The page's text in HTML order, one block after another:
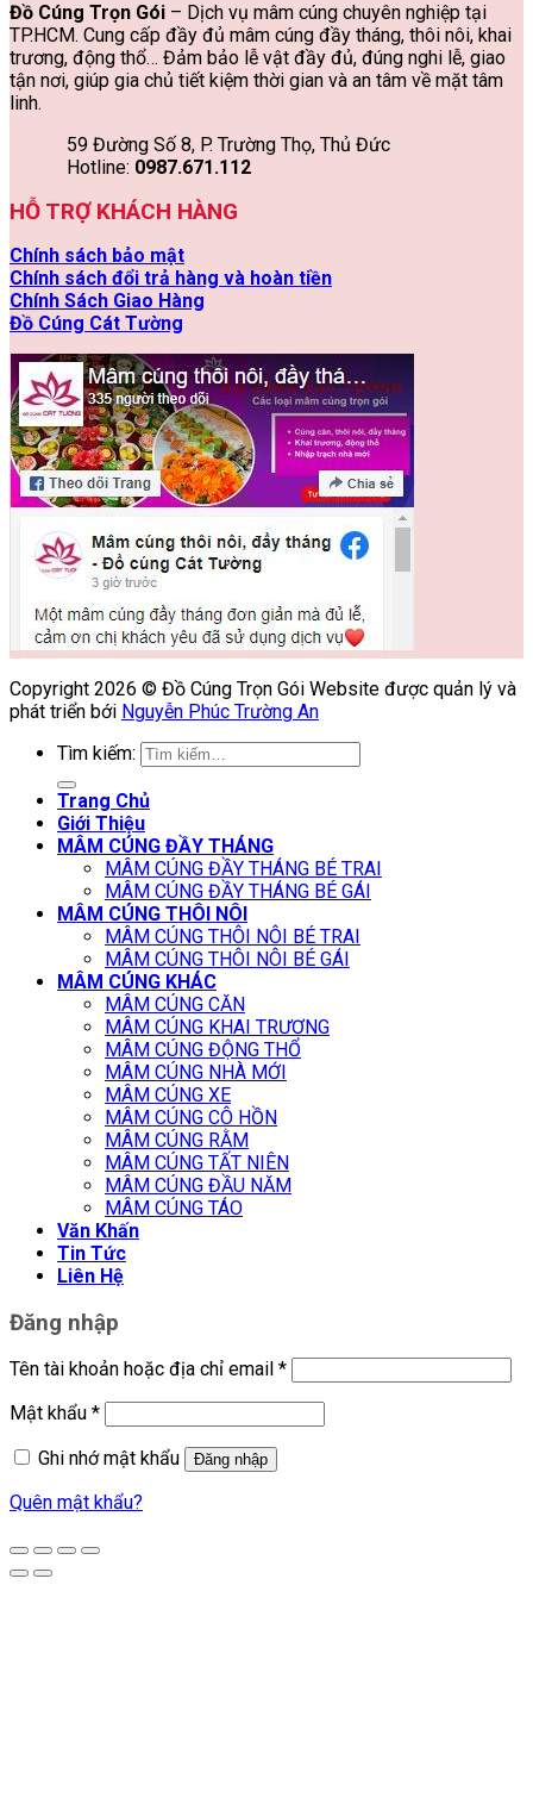
Đồ Cúng Trọn Gói – Dịch vụ mâm cúng chuyên nghiệp tại
TP.HCM. Cung cấp đầy đủ mâm cúng đầy tháng, thôi nôi, khai
trương, động thổ… Đảm bảo lễ vật đầy đủ, đúng nghi lễ, giao
tận nơi, giúp gia chủ tiết kiệm thời gian và an tâm về mặt tâm
linh.
59 Đường Số 8, P. Trường Thọ, Thủ Đức
Hotline: 0987.671.112
HỖ TRỢ KHÁCH HÀNG
Chính sách bảo mật
Chính sách đổi trả hàng và hoàn tiền
Chính Sách Giao Hàng
Đồ Cúng Cát Tường
Copyright 2026 © Đồ Cúng Trọn Gói Website được quản lý và
phát triển bới Nguyễn Phúc Trường An
Tìm kiếm:
Trang Chủ
Giới Thiệu
MÂM CÚNG ĐẦY THÁNG
MÂM CÚNG ĐẦY THÁNG BÉ TRAI
MÂM CÚNG ĐẦY THÁNG BÉ GÁI
MÂM CÚNG THÔI NÔI
MÂM CÚNG THÔI NÔI BÉ TRAI
MÂM CÚNG THÔI NÔI BÉ GÁI
MÂM CÚNG KHÁC
MÂM CÚNG CĂN
MÂM CÚNG KHAI TRƯƠNG
MÂM CÚNG ĐỘNG THỔ
MÂM CÚNG NHÀ MỚI
MÂM CÚNG XE
MÂM CÚNG CÔ HỒN
MÂM CÚNG RẰM
MÂM CÚNG TẤT NIÊN
MÂM CÚNG ĐẦU NĂM
MÂM CÚNG TÁO
Văn Khấn
Tin Tức
Liên Hệ
Đăng nhập
Tên tài khoản hoặc địa chỉ email *
Mật khẩu *
Ghi nhớ mật khẩu
Đăng nhập
Quên mật khẩu?